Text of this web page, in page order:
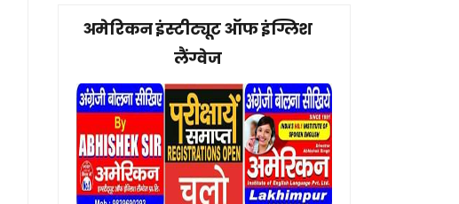
अमेरिकन इंस्टीट्यूट ऑफ इंग्लिश
लैंग्वेज